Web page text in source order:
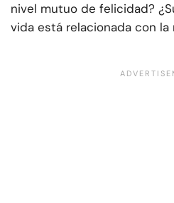
nivel mutuo de felicidad?
vida está relacionada con la